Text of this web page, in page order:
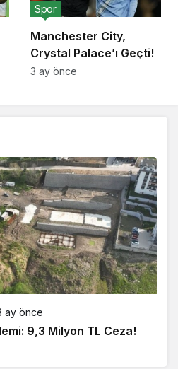
Manchester City,
Crystal Palace’ı Geçti!
Spor
3 ay önce
ay önce
9,3 Milyon TL Ceza!